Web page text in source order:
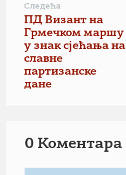
Следећа
ПД Визант на
Грмечком маршу
у знак сјећања на
славне
партизанске
дане
0 Коментарa